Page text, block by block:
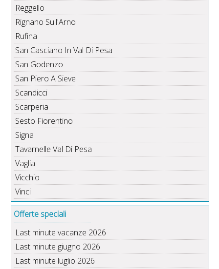
Reggello
Rignano Sull'Arno
Rufina
San Casciano In Val Di Pesa
San Godenzo
San Piero A Sieve
Scandicci
Scarperia
Sesto Fiorentino
Signa
Tavarnelle Val Di Pesa
Vaglia
Vicchio
Vinci
Offerte speciali
Last minute vacanze 2026
Last minute giugno 2026
Last minute luglio 2026